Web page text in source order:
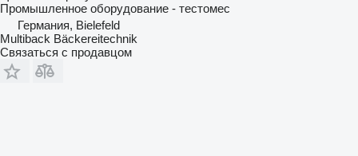
Промышленное оборудование - тестомес
Германия, Bielefeld
Multiback Bäckereitechnik
Связаться с продавцом